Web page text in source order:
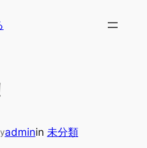
adminin 未分類